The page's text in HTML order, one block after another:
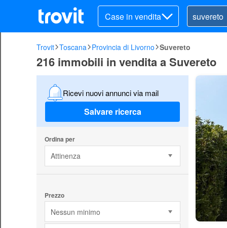
Case in vendita
Trovit Toscana Provincia di Livorno Suvereto
216 immobili in vendita a Suvereto
Ricevi nuovi annunci via mail
Salvare ricerca
Ordina per
Attinenza
Prezzo
Nessun minimo